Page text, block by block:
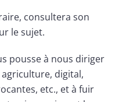
consultera son
le sujet.
pousse à nous diriger
digital,
etc., et à fuir